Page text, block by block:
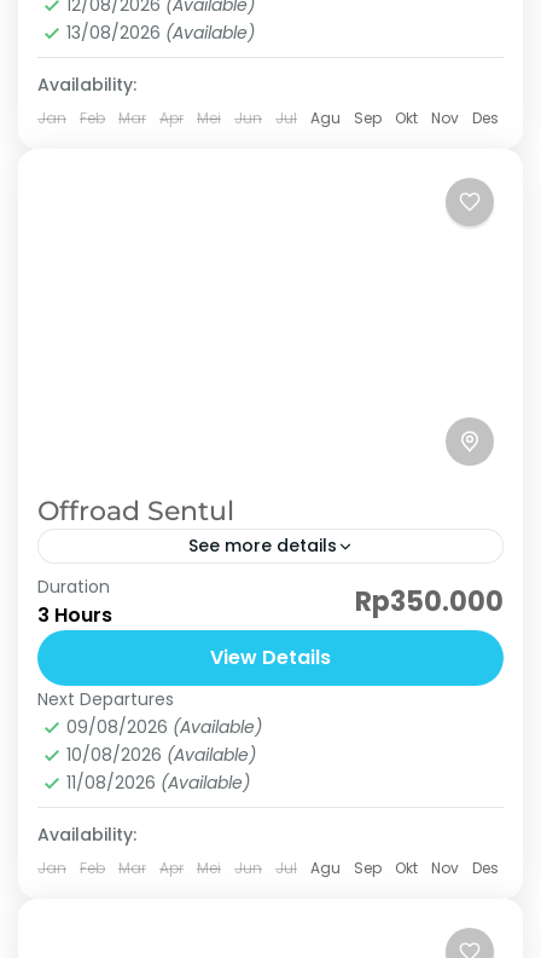
Basic
3 People
13/08/2026 (Available)
Availability:
Jan Feb Mar Apr Mei Jun Jul Agu Sep Okt Nov Des
Offroad Sentul
See more details
Siapkan diri Anda untuk petualangan offroad
yang mengguncang di Sentul Bogor, tempat di
mana adrenalin dan kegembiraan bertemu!
Kami mengundang Anda untuk merasakan
sensasi dan...
Dusun Cisadon
Basic
3 People
Duration
3 Hours Rp350.000
View Details
Next Departures
09/08/2026 (Available)
10/08/2026 (Available)
11/08/2026 (Available)
Availability:
Jan Feb Mar Apr Mei Jun Jul Agu Sep Okt Nov Des